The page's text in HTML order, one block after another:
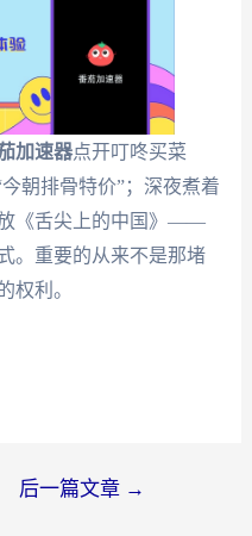
加速器点开叮咚买菜
朝排骨特价”；深夜煮着
《舌尖上的中国》——
。重要的从来不是那堵
权利。
后一篇文章 →